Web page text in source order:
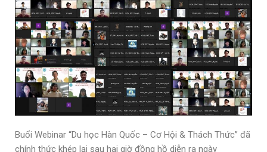
Buổi Webinar “Du học Hàn Quốc – Cơ Hội & Thách Thức” đã
chính thức khép lại sau hai giờ đồng hồ diễn ra ngày